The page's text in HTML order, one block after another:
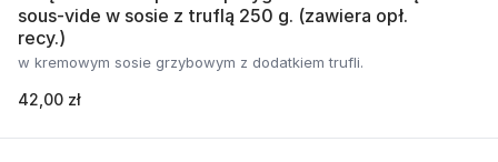
sous-vide w sosie z truflą 250 g. (zawiera opł.
recy.)
w kremowym sosie grzybowym z dodatkiem trufli.
42,00 zł